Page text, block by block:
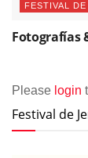
FESTIVAL
Fotografías
Please login
Festival de